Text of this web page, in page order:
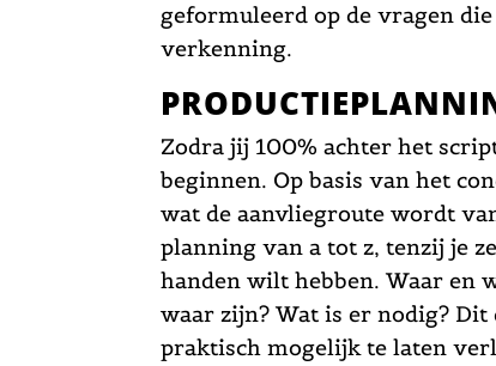
geformuleerd op de vragen
verkenning.
Zodra jij 100% achter het
beginnen. Op basis van het
wat de aanvliegroute wordt
planning van a tot z, tenzij je
handen wilt hebben. Waar en
waar zijn? Wat is er nodig?
praktisch mogelijk te laten